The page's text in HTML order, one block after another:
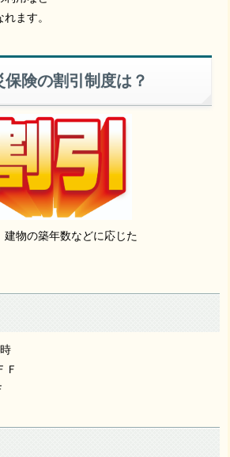
ます。
険の割引制度は？
物の築年数などに応じた
Ｆ